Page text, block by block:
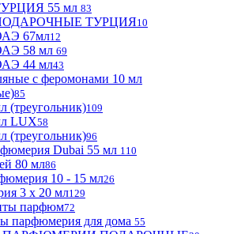
55 мл 83
ПОДАРОЧНЫЕ ТУРЦИЯ10
67мл12
58 мл 69
44 мл43
с феромонами 10 мл
85
(треугольник)109
LUX58
(треугольник)96
Dubai 55 мл 110
80 мл86
10 - 15 мл26
3 х 20 мл129
парфюм72
парфюмерия для дома 55